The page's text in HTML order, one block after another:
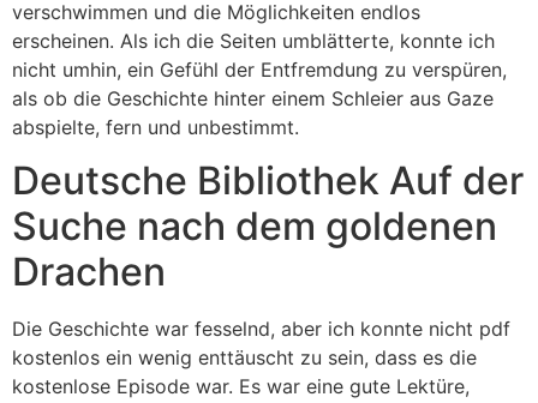
verschwimmen und die Möglichkeiten endlos
erscheinen. Als ich die Seiten umblätterte, konnte ich
nicht umhin, ein Gefühl der Entfremdung zu verspüren,
als ob die Geschichte hinter einem Schleier aus Gaze
abspielte, fern und unbestimmt.
Deutsche Bibliothek Auf der
Suche nach dem goldenen
Drachen
Die Geschichte war fesselnd, aber ich konnte nicht pdf
kostenlos ein wenig enttäuscht zu sein, dass es die
kostenlose Episode war. Es war eine gute Lektüre,